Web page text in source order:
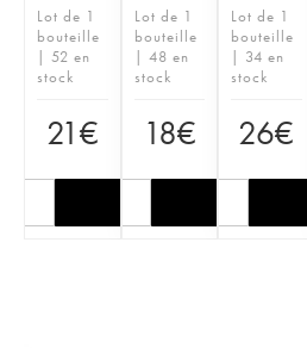
Lot de 1
bouteille
| 52 en
stock
21€
Lot de 1
bouteille
| 48 en
stock
18€
Lot de 1
bouteille
| 34 en
stock
26€